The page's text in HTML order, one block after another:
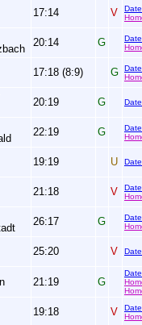
17:14 V
20:14 G
17:18 (8:9) G
20:19 G
22:19 G
19:19 U
21:18 V
26:17 G
25:20 V
21:19 G
19:18 V